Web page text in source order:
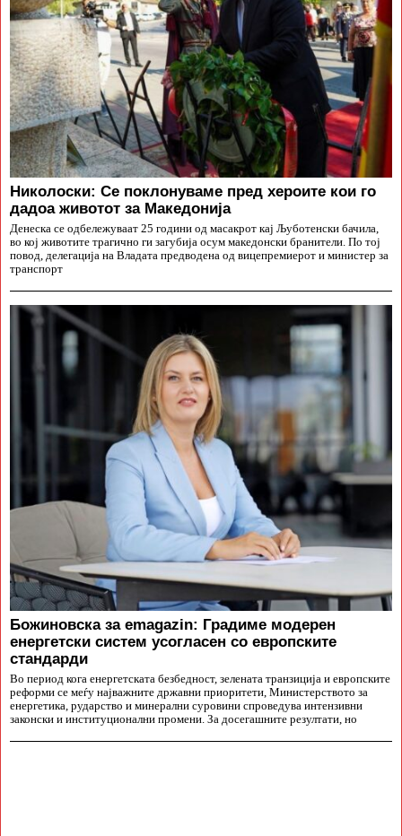
Николоски: Се поклонуваме пред хероите кои го
дадоа животот за Македонија
Денеска се одбележуваат 25 години од масакрот кај Љуботенски бачила,
во кој животите трагично ги загубија осум македонски бранители. По тој
повод, делегација на Владата предводена од вицепремиерот и министер за
транспорт
Божиновска за emagazin: Градиме модерен
енергетски систем усогласен со европските
стандарди
Во период кога енергетската безбедност, зелената транзиција и европските
реформи се меѓу најважните државни приоритети, Министерството за
енергетика, рударство и минерални суровини спроведува интензивни
законски и институционални промени. За досегашните резултати, но